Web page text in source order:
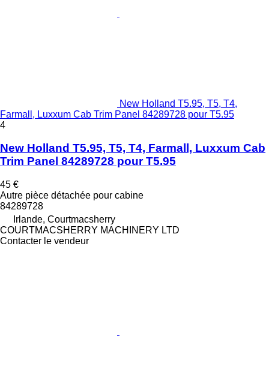
New Holland T5.95, T5, T4,
Farmall, Luxxum Cab Trim Panel 84289728 pour T5.95
4
New Holland T5.95, T5, T4, Farmall, Luxxum Cab
Trim Panel 84289728 pour T5.95
45 €
Autre pièce détachée pour cabine
84289728
Irlande, Courtmacsherry
COURTMACSHERRY MACHINERY LTD
Contacter le vendeur